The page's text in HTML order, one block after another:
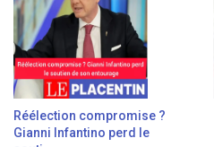
Réélection compromise ?
Gianni Infantino perd le